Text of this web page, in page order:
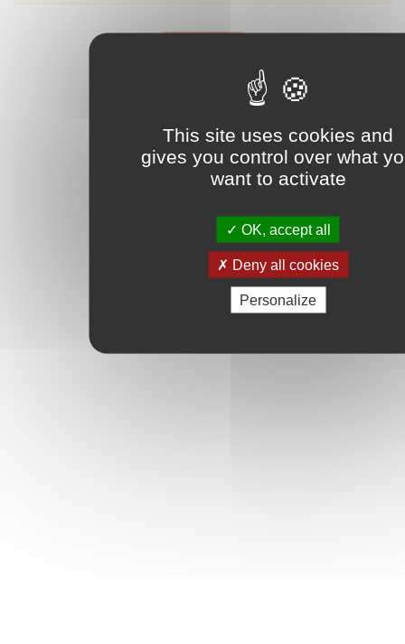
This site uses cookies and
gives you control over what
want to activate
OK, accept all
Deny all cookies
Personalize